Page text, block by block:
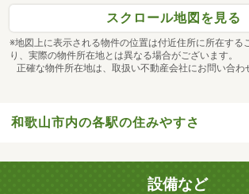
スクロール地図を見る
※地図上に表示される物件の位置は付近住所に所在する
り、実際の物件所在地とは異なる場合がございます。
正確な物件所在地は、取扱い不動産会社にお問い合わ
和歌山市内の各駅の住みやすさ
設備など